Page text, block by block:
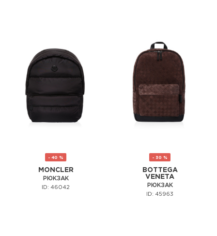
- 40 %
MONCLER
РЮКЗАК
ID: 46042
- 30 %
BOTTEGA
VENETA
РЮКЗАК
ID: 45963